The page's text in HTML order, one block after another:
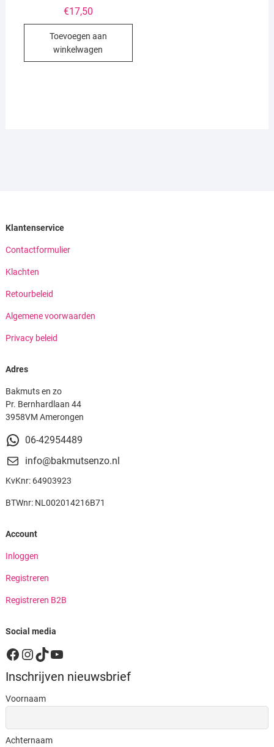
€17,50
Toevoegen aan
winkelwagen
Klantenservice
Contactformulier
Klachten
Retourbeleid
Algemene voorwaarden
Privacy beleid
Adres
Bakmuts en zo
Pr. Bernhardlaan 44
3958VM Amerongen
06-42954489
info@bakmutsenzo.nl
KvKnr: 64903923
BTWnr: NL002014216B71
Account
Inloggen
Registreren
Registreren B2B
Social media
Facebook
Instagram
TikTok
YouTube
Inschrijven nieuwsbrief
Voornaam
Achternaam